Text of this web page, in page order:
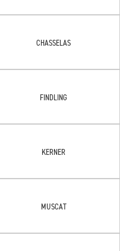
CHASSELAS
FINDLING
KERNER
MUSCAT